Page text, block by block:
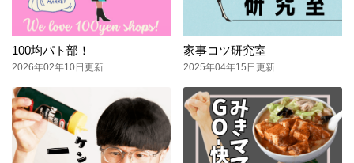
100均パト部！
2026年02年10日更新
家事コツ研究室
2025年04年15日更新